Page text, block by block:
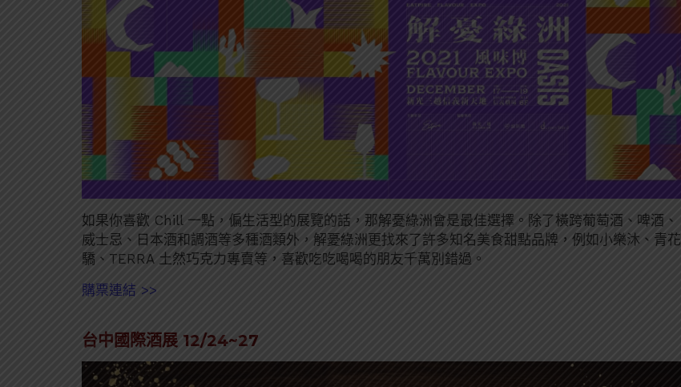
如果你喜歡 Chill 一點，偏生活型的展覽的話，那解憂綠洲會是最佳選擇。除了橫跨葡萄酒、啤酒、
威士忌、日本酒和調酒等多種酒類外，解憂綠洲更找來了許多知名美食甜點品牌，例如小樂沐、青花
驕、TERRA 土然巧克力專賣等，喜歡吃吃喝喝的朋友千萬別錯過。
購票連結 >>
台中國際酒展 12/24~27